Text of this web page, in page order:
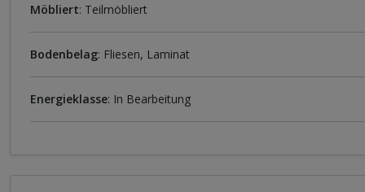
Möbliert: Teilmöbliert
Bodenbelag: Fliesen, Laminat
Energieklasse: In Bearbeitung